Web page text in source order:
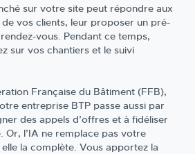
sur votre site peut répondre aux
vos clients, leur proposer un pré-
vous. Pendant ce temps,
sur vos chantiers et le suivi
Française du Bâtiment (FFB),
entreprise BTP passe aussi par
des appels d’offres et à fidéliser
Or, l’IA ne remplace pas votre
la complète. Vous apportez la